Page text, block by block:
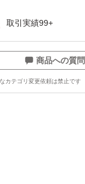
取引実績99+
商品への質問
カテゴリ変更依頼は禁止です